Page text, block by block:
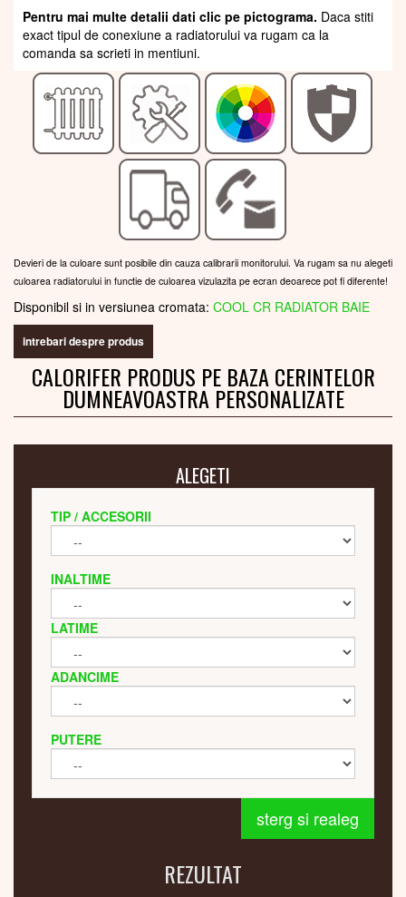
Pentru mai multe detalii dati clic pe pictograma. Daca stiti
exact tipul de conexiune a radiatorului va rugam ca la
comanda sa scrieti in mentiuni.
Devieri de la culoare sunt posibile din cauza calibrarii monitorului. Va rugam sa nu alegeti
culoarea radiatorului in functie de culoarea vizulazita pe ecran deoarece pot fi diferente!
Disponibil si in versiunea cromata: COOL CR RADIATOR BAIE
intrebari despre produs
CALORIFER PRODUS PE BAZA CERINTELOR
DUMNEAVOASTRA PERSONALIZATE
ALEGETI
TIP / ACCESORII
INALTIME
LATIME
ADANCIME
PUTERE
sterg si realeg
REZULTAT